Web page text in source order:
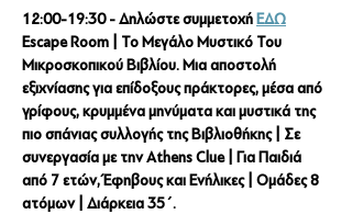
12:00-19:30 - Δηλώστε συμμετοχή ΕΔΩ
Escape Room | Το Μεγάλο Μυστικό Του
Μικροσκοπικού Βιβλίου. Μια αποστολή
εξιχνίασης για επίδοξους πράκτορες, μέσα από
γρίφους, κρυμμένα μηνύματα και μυστικά της
πιο σπάνιας συλλογής της Βιβλιοθήκης | Σε
συνεργασία με την Athens Clue | Για Παιδιά
από 7 ετών, Έφηβους και Ενήλικες | Ομάδες 8
ατόμων | Διάρκεια 35΄.